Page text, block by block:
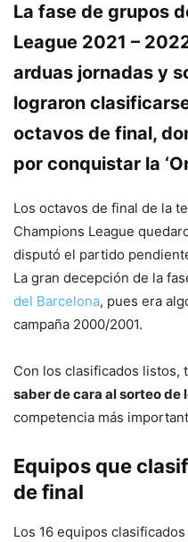
La fase de grupos
League 2021 –
arduas jornadas y
lograron
octavos de final,
por conquistar la
Los octavos de final de la
Champions League
disputó el partido
La gran decepción de la
del Barcelona, pues era
campaña 2000/2001.
Con los clasificados listos,
saber de cara al sorteo de
competencia más
Equipos que
de final
Los 16 equipos